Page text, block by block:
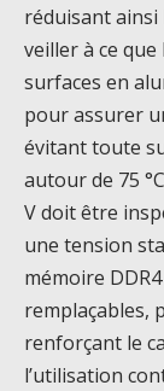
réduisant ainsi
veiller à ce
surfaces en
pour assurer
évitant toute
autour de 75
V doit être
une tension
mémoire
remplaçables,
renforçant le
l’utilisation